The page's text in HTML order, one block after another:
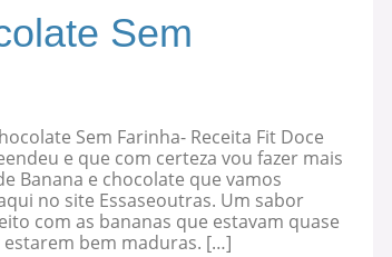
Sem
Sem Farinha- Receita Fit Doce
e que com certeza vou fazer mais
Banana e chocolate que vamos
no site Essaseoutras. Um sabor
com as bananas que estavam quase
bem maduras. […]